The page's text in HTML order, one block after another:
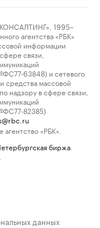
1995–
агентства «РБК»
информации
связи,
63848) и сетевого
средства массовой
надзору в сфере связи,
82385)
«РБК».
биржа
данных